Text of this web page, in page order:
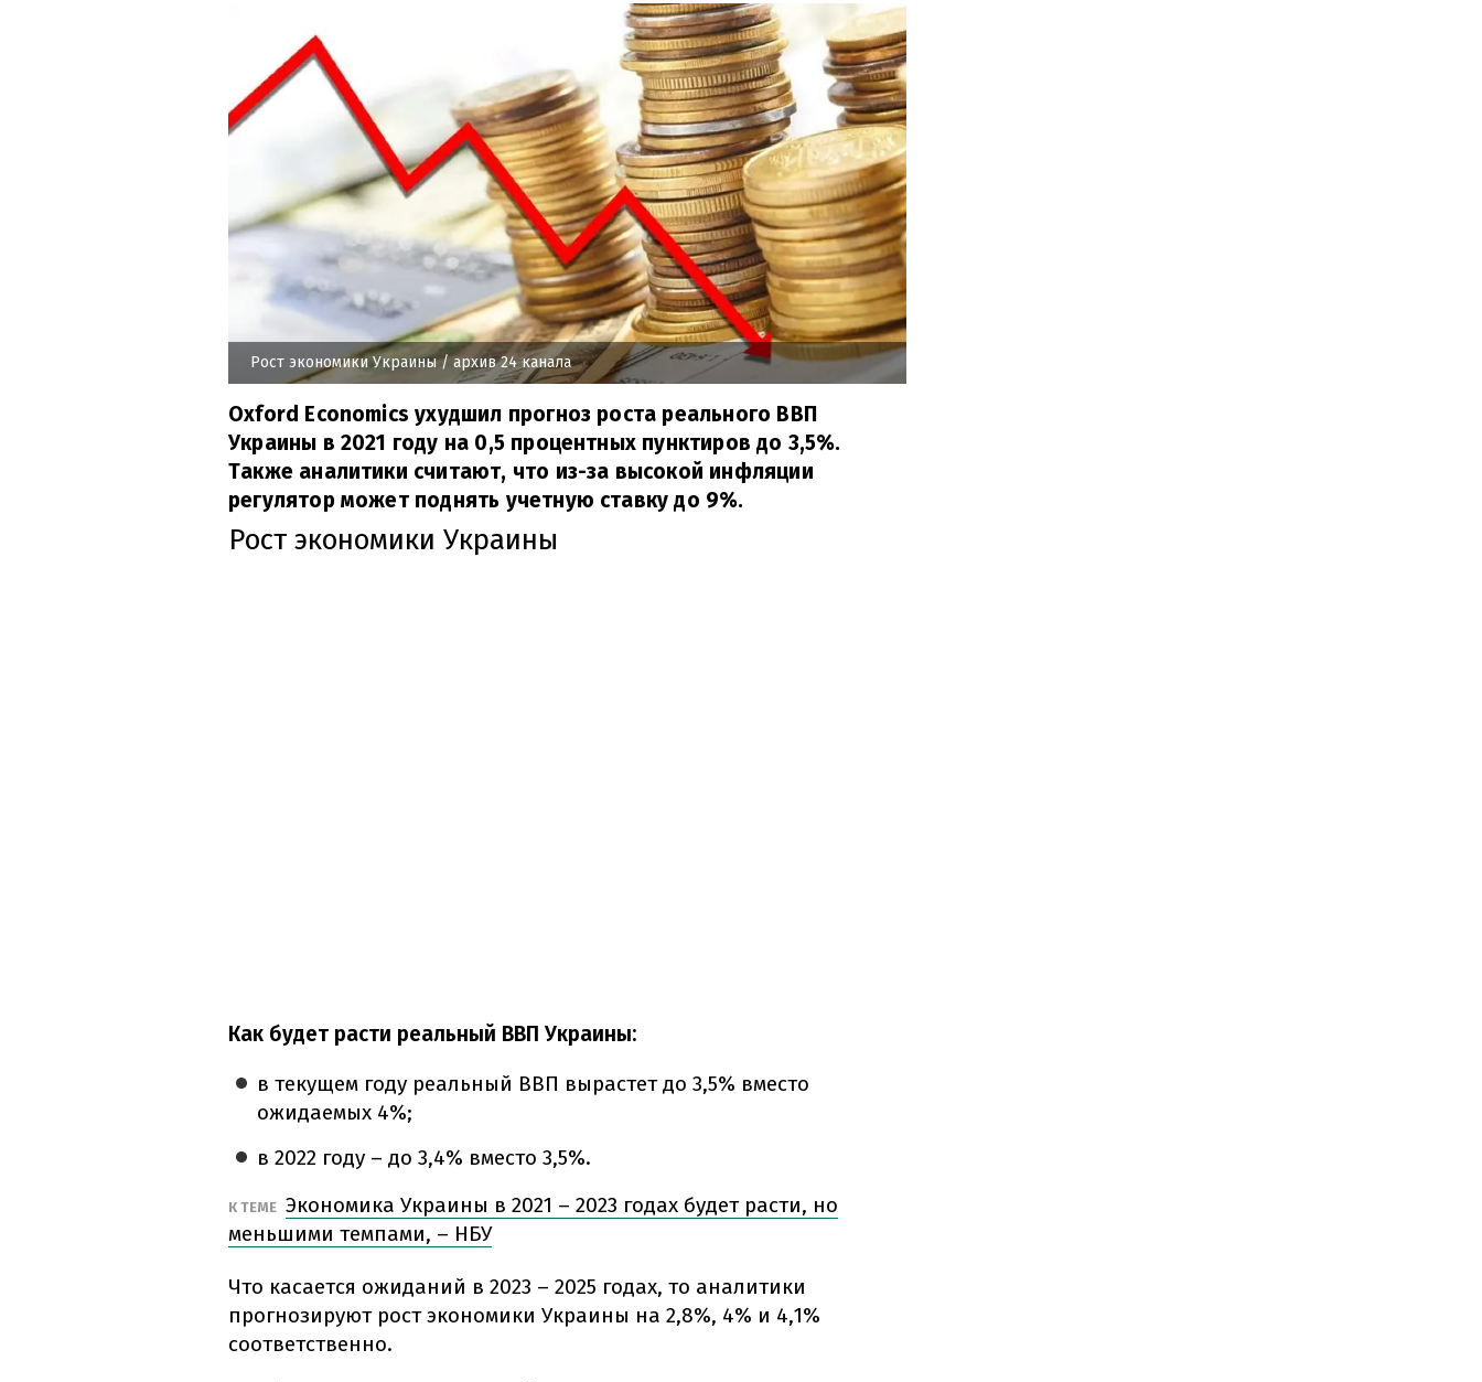
Рост экономики Украины/ архив 24 канала
Oxford Economics ухудшил прогноз роста реального ВВП
Украины в 2021 году на 0,5 процентных пунктиров до 3,5%.
Также аналитики считают, что из-за высокой инфляции
регулятор может поднять учетную ставку до 9%.
Рост экономики Украины
Как будет расти реальный ВВП Украины:
в текущем году реальный ВВП вырастет до 3,5% вместо
ожидаемых 4%;
в 2022 году – до 3,4% вместо 3,5%.
К ТЕМЕ Экономика Украины в 2021 – 2023 годах будет расти, но
меньшими темпами, – НБУ
Что касается ожиданий в 2023 – 2025 годах, то аналитики
прогнозируют рост экономики Украины на 2,8%, 4% и 4,1%
соответственно.